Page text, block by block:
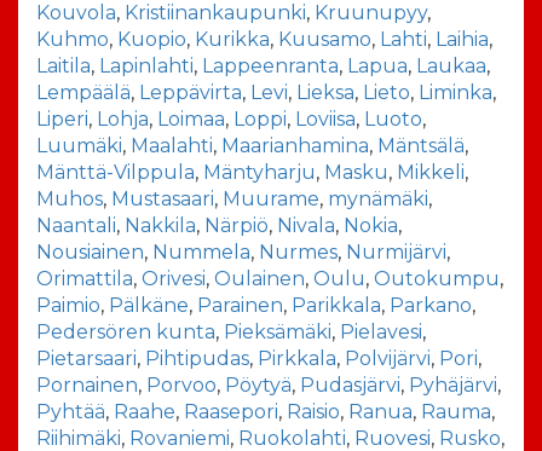
Kouvola, Kristiinankaupunki, Kruunupyy,
Kuhmo, Kuopio, Kurikka, Kuusamo, Lahti, Laihia,
Laitila, Lapinlahti, Lappeenranta, Lapua, Laukaa,
Lempäälä, Leppävirta, Levi, Lieksa, Lieto, Liminka,
Liperi, Lohja, Loimaa, Loppi, Loviisa, Luoto,
Luumäki, Maalahti, Maarianhamina, Mäntsälä,
Mänttä-Vilppula, Mäntyharju, Masku, Mikkeli,
Muhos, Mustasaari, Muurame, mynämäki,
Naantali, Nakkila, Närpiö, Nivala, Nokia,
Nousiainen, Nummela, Nurmes, Nurmijärvi,
Orimattila, Orivesi, Oulainen, Oulu, Outokumpu,
Paimio, Pälkäne, Parainen, Parikkala, Parkano,
Pedersören kunta, Pieksämäki, Pielavesi,
Pietarsaari, Pihtipudas, Pirkkala, Polvijärvi, Pori,
Pornainen, Porvoo, Pöytyä, Pudasjärvi, Pyhäjärvi,
Pyhtää, Raahe, Raasepori, Raisio, Ranua, Rauma,
Riihimäki, Rovaniemi, Ruokolahti, Ruovesi, Rusko,